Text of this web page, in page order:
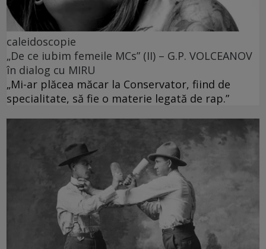
caleidoscopie
„De ce iubim femeile MCs” (II) – G.P. VOLCEANOV
în dialog cu MIRU
„Mi-ar plăcea măcar la Conservator, fiind de
specialitate, să fie o materie legată de rap.”